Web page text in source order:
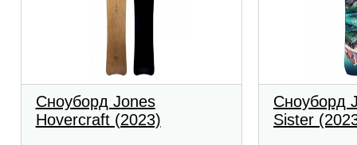
Сноуборд Jones
Hovercraft (2023)
Сноуборд
Sister